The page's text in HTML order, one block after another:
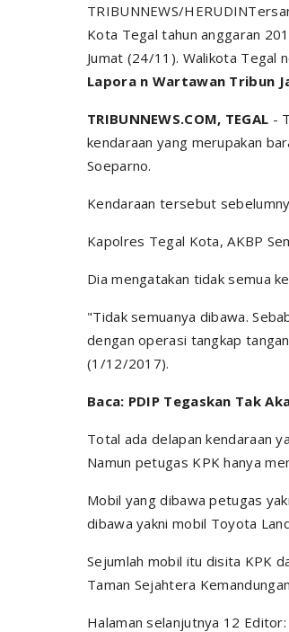
TRIBUNNEWS/
Kota Tegal tahun anggaran
Jumat (24/11). Walikota Tegal
Lapora n Wartawan Tribun
TRIBUNNEWS.COM, TEGAL -
kendaraan yang merupakan
Soeparno.
Kendaraan tersebut
Kapolres Tegal Kota, AKBP
Dia mengatakan tidak semua
"Tidak semuanya dibawa.
dengan operasi tangkap
(1/12/2017).
Baca: PDIP Tegaskan Tak
Total ada delapan kendaraan
Namun petugas KPK hanya
Mobil yang dibawa petugas
dibawa yakni mobil Toyota
Sejumlah mobil itu disita KPK
Taman Sejahtera
Halaman selanjutnya 12